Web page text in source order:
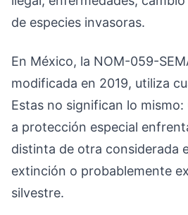
de especies invasoras.
En México, la NOM-059-
modificada en 2019, utiliza
Estas no significan lo mismo:
a protección especial
distinta de otra considerada
extinción o probablemente
silvestre.